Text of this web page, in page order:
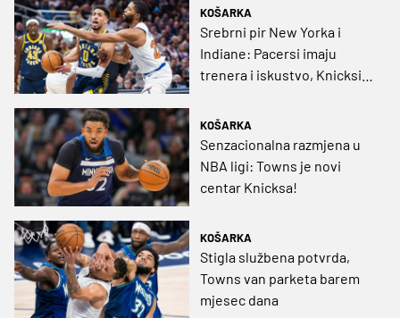
KOŠARKA
Srebrni pir New Yorka i
Indiane: Pacersi imaju
trenera i iskustvo, Knicksi
KOŠARKA
Senzacionalna razmjena u
NBA ligi: Towns je novi
centar Knicksa!
KOŠARKA
Stigla službena potvrda,
Towns van parketa barem
mjesec dana